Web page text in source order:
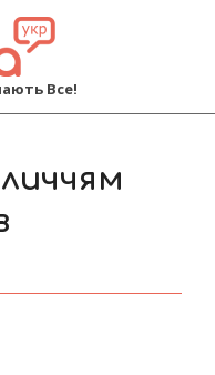
Все!